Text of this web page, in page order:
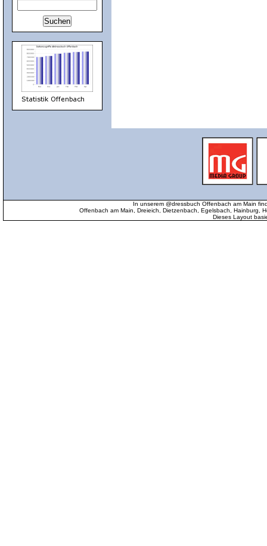
In unserem @dressbuch Offenbach am Main
Offenbach am Main, Dreieich, Dietzenbach, Egelsbach, Hainburg,
Dieses Layout